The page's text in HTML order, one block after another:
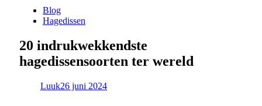
Blog
Hagedissen
20 indrukwekkendste
hagedissensoorten ter wereld
Luuk26 juni 2024